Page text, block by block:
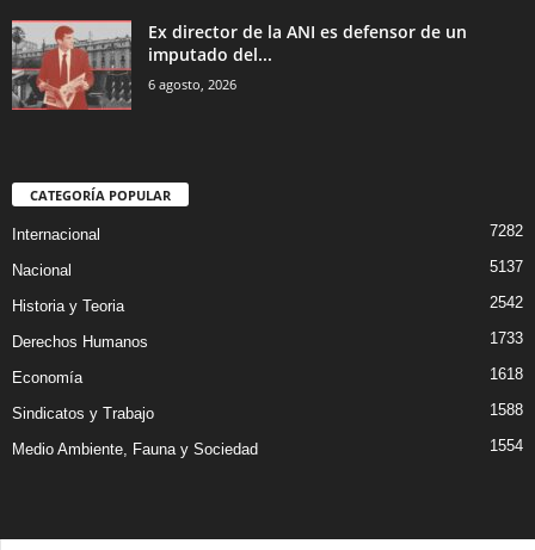
Ex director de la ANI es defensor de un
imputado del...
6 agosto, 2026
CATEGORÍA POPULAR
Internacional 7282
Nacional 5137
Historia y Teoria 2542
Derechos Humanos 1733
Economía 1618
Sindicatos y Trabajo 1588
Medio Ambiente, Fauna y Sociedad 1554